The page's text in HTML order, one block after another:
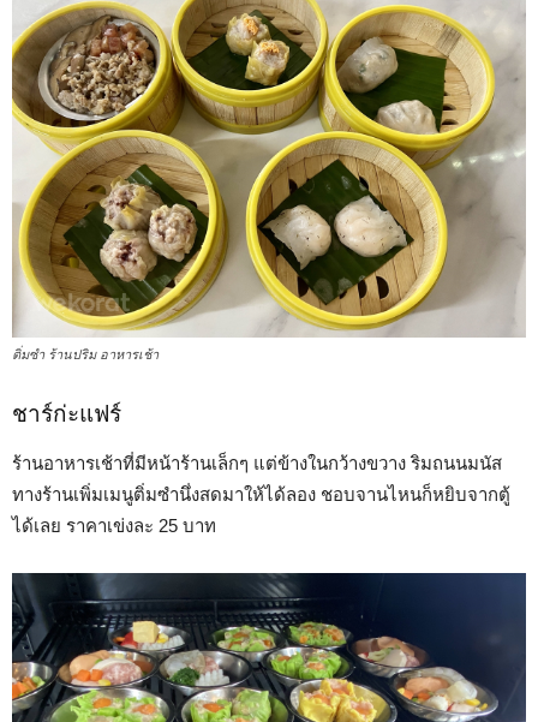
ติ่มซำ ร้านปริม อาหารเช้า
ชาร์ก่ะแฟร์
ร้านอาหารเช้าที่มีหน้าร้านเล็กๆ แต่ข้างในกว้างขวาง ริมถนนมนัส
ทางร้านเพิ่มเมนูติ่มซำนึ่งสดมาให้ได้ลอง ชอบจานไหนก็หยิบจากตู้
ได้เลย ราคาเข่งละ 25 บาท